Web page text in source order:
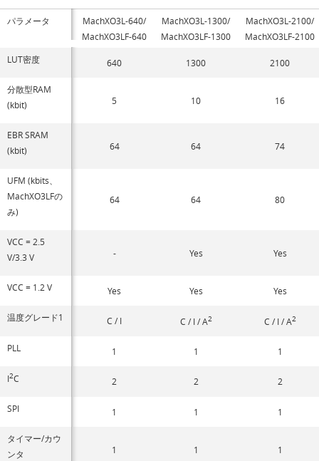
パラメータ
MachXO3L-640/
MachXO3LF-640
MachXO3L-1300/
MachXO3LF-1300
MachXO3L-2100/
MachXO3LF-2100
LUT密度
640 1300 2100
分散型RAM
(kbit)
5 10 16
EBR SRAM
(kbit)
64 64 74
UFM (kbits、
MachXO3LFの
み)
64 64 80
VCC = 2.5
V/3.3 V
- Yes Yes
VCC = 1.2 V Yes Yes Yes
温度グレード1 C / I C / I / A2 C / I / A2
PLL 1 1 1
I2C 2 2 2
SPI 1 1 1
タイマー/カウ
ンタ
1 1 1